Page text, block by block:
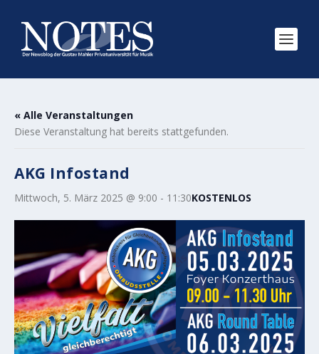
« Alle Veranstaltungen
Diese Veranstaltung hat bereits stattgefunden.
AKG Infostand
Mittwoch, 5. März 2025 @ 9:00 - 11:30KOSTENLOS